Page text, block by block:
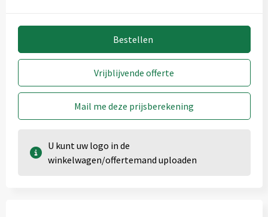
Bestellen
Vrijblijvende offerte
Mail me deze prijsberekening
U kunt uw logo in de
winkelwagen/offertemand uploaden